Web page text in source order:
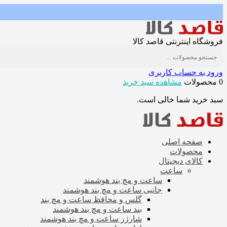
فروشگاه اینترنتی قاصد کالا
ورود به حساب کاربری
0 محصولات
مشاهده سبد خرید
سبد خرید شما خالی است.
صفحه اصلی
محصولات
کالای دیجیتال
ساعت
ساعت و مچ بند هوشمند
جانبی ساعت و مچ بند هوشمند
گلس و محافظ ساعت و مچ بند
بند ساعت و مچ بند هوشمند
شارژر ساعت و مچ بند هوشمند